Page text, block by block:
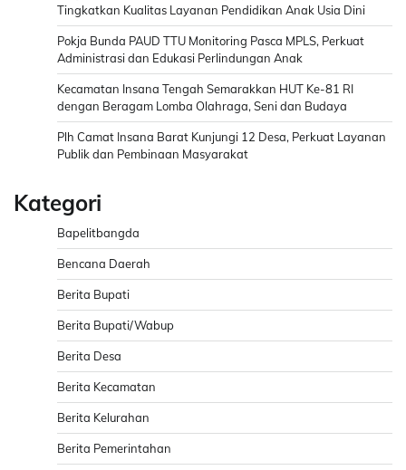
Tingkatkan Kualitas Layanan Pendidikan Anak Usia Dini
Pokja Bunda PAUD TTU Monitoring Pasca MPLS, Perkuat
Administrasi dan Edukasi Perlindungan Anak
Kecamatan Insana Tengah Semarakkan HUT Ke-81 RI
dengan Beragam Lomba Olahraga, Seni dan Budaya
Plh Camat Insana Barat Kunjungi 12 Desa, Perkuat Layanan
Publik dan Pembinaan Masyarakat
Kategori
Bapelitbangda
Bencana Daerah
Berita Bupati
Berita Bupati/Wabup
Berita Desa
Berita Kecamatan
Berita Kelurahan
Berita Pemerintahan